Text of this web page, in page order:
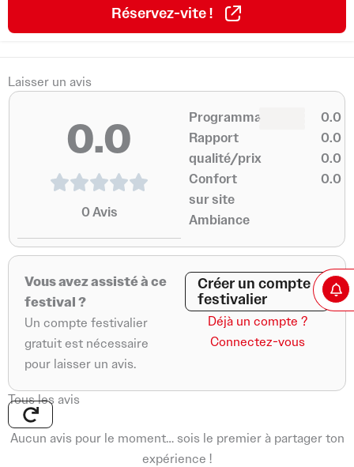
a k
Réservez-vite !
Laisser un avis
0.0
0Avis
Programmation
Rapport
qualité/prix
Confort
sur site
Ambiance
0
0
0
0
0.0
0.0
0.0
0.0
Vous avez assisté à ce
festival ?
Un compte festivalier
gratuit est nécessaire
pour laisser un avis.
Créer un compte
festivalier
Déjà un compte ?
Connectez-vous
Tous les avis
Aucun avis pour le moment… sois le premier à partager ton
expérience !